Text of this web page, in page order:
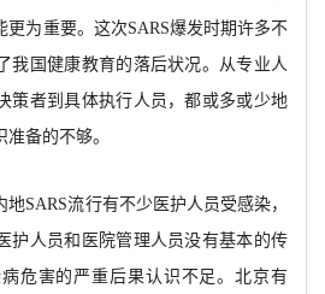
更为重要。这次SARS爆发时期许多不
我国健康教育的落后状况。从专业人
策者到具体执行人员，都或多或少地
备的不够。
地SARS流行有不少医护人员受感染，
护人员和医院管理人员没有基本的传
危害的严重后果认识不足。北京有